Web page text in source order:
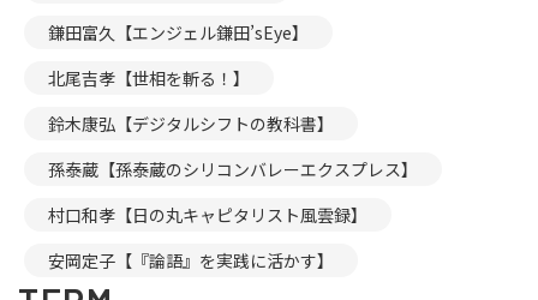
鎌田富久【エンジェル鎌田’sEye】
北尾吉孝【世相を斬る！】
鈴木康弘【デジタルシフトの教科書】
孫泰蔵【孫泰蔵のシリコンバレーエクスプレス】
村口和孝【日の丸キャピタリスト風雲録】
安岡定子【『論語』を実践に活かす】